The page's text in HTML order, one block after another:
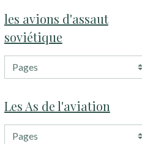
les avions d'assaut
soviétique
Les As de l'aviation